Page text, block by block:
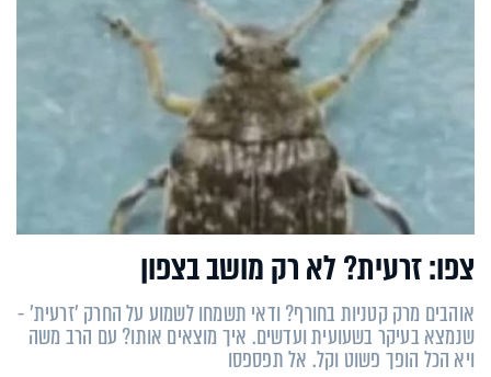
צפו: זרעית? לא רק מושב בצפון
אוהבים מרק קטניות בחורף? ודאי תשמחו לשמוע על החרק 'זרעית' -
שנמצא בעיקר בשעועית ועדשים. איך מוצאים אותו? עם הרב משה
ויא הכל הופך פשוט וקל. אל תפספסו